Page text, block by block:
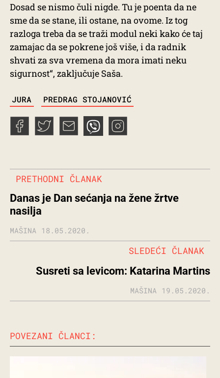
Dosad se nismo čuli nigde. Tu je poenta da ne
sme da se stane, ili ostane, na ovome. Iz tog
razloga treba da se traži modul neki kako će taj
zamajac da se pokrene još više, i da radnik
shvati za sva vremena da mora imati neku
sigurnost“, zaključuje Saša.
JURA PREDRAG STOJANOVIĆ
PRETHODNI ČLANAK
Danas je Dan sećanja na žene žrtve
nasilja
MAŠINA 18.05.2020.
Susreti sa levicom: Katarina Martins
SLEDEĆI ČLANAK
MAŠINA 19.05.2020.
POVEZANI ČLANCI: